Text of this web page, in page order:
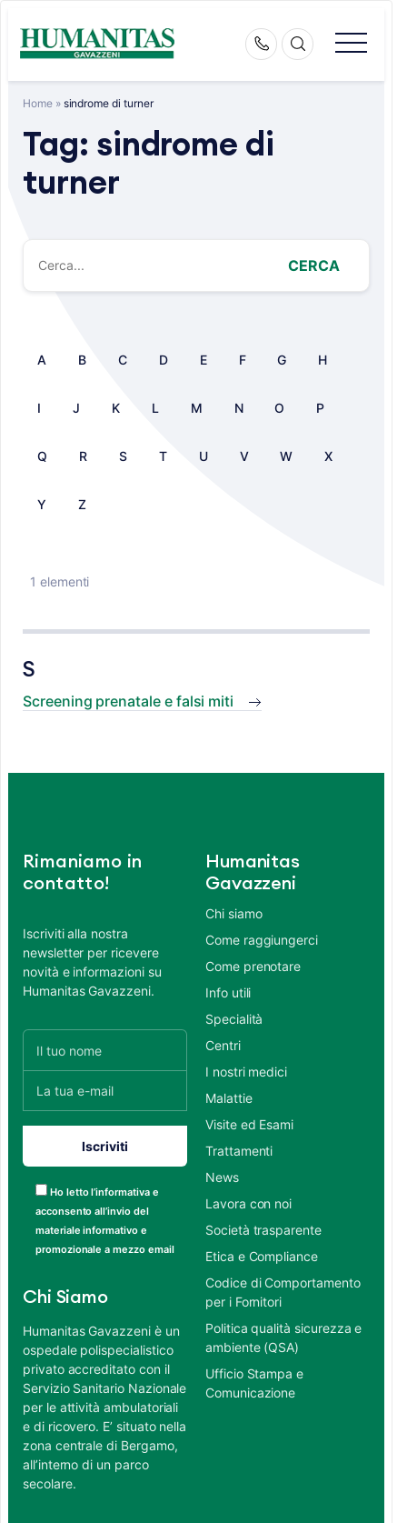
content
Home» sindrome di turner
Tag: sindrome di
turner
CERCA
A B C D E F G H
I J K L M N O P
Q R S T U V W X
Y Z
1 elementi
S
Screening prenatale e falsi miti
Rimaniamo in
contatto!
Iscriviti alla nostra
newsletter per ricevere
novità e informazioni su
Humanitas Gavazzeni.
Ho letto l’informativa e
acconsento all’invio del
materiale informativo e
promozionale a mezzo email
Chi Siamo
Humanitas Gavazzeni è un
ospedale polispecialistico
privato accreditato con il
Servizio Sanitario Nazionale
per le attività ambulatoriali
e di ricovero. E’ situato nella
zona centrale di Bergamo,
all’interno di un parco
secolare.
Humanitas
Gavazzeni
Chi siamo
Come raggiungerci
Come prenotare
Info utili
Specialità
Centri
I nostri medici
Malattie
Visite ed Esami
Trattamenti
News
Lavora con noi
Società trasparente
Etica e Compliance
Codice di Comportamento
per i Fornitori
Politica qualità sicurezza e
ambiente (QSA)
Ufficio Stampa e
Comunicazione